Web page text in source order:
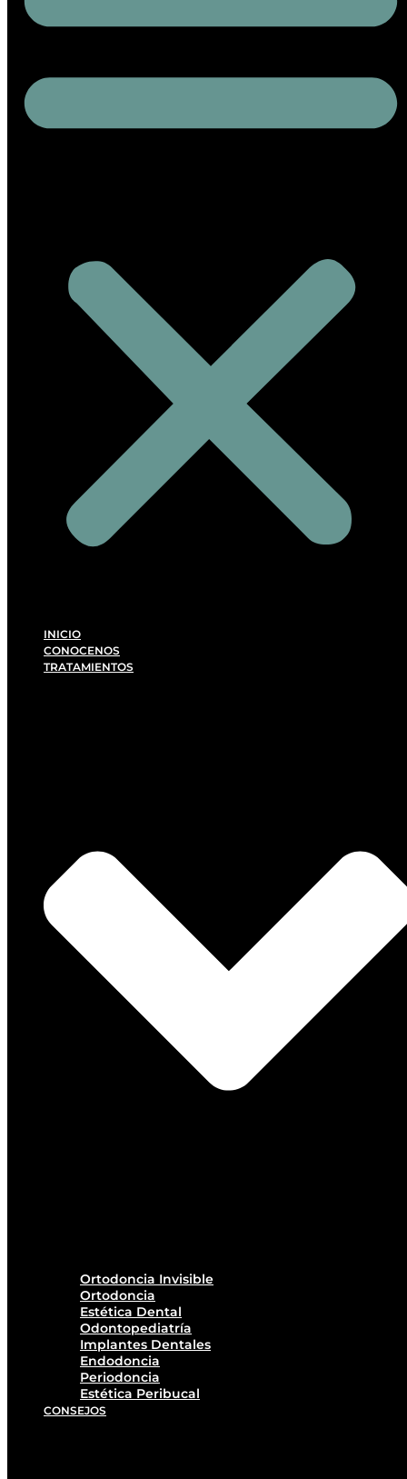
INICIO
CONOCENOS
TRATAMIENTOS
Ortodoncia Invisible
Ortodoncia
Estética Dental
Odontopediatría
Implantes Dentales
Endodoncia
Periodoncia
Estética Peribucal
CONSEJOS